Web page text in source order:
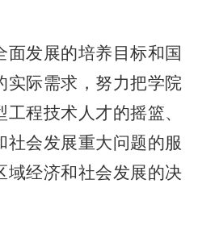
面发展的培养目标和国
实际需求，努力把学院
程技术人才的摇篮、
社会发展重大问题的服
域经济和社会发展的决